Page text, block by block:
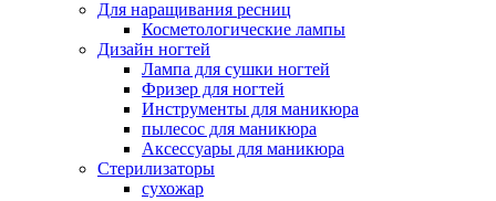
Для наращивания ресниц
Косметологические лампы
Дизайн ногтей
Лампа для сушки ногтей
Фризер для ногтей
Инструменты для маникюра
пылесос для маникюра
Аксессуары для маникюра
Стерилизаторы
сухожар